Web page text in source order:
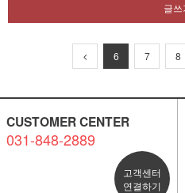
글쓰
6 7 8
CUSTOMER CENTER
031-848-2889
고객센터
연결하기